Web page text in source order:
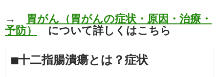
→
胃がん（胃がんの症状・原因・治療・
予防）
について詳しくはこちら
■十二指腸潰瘍とは？症状